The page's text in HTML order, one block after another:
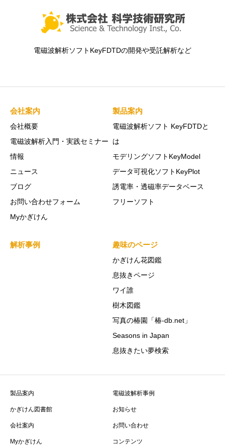
電磁波解析ソフトKeyFDTDの開発や受託解析など
会社案内
会社概要
電磁波解析入門・実践セミナー
情報
ニュース
ブログ
お問い合わせフォーム
Myかぎけん
製品案内
電磁波解析ソフト KeyFDTDと
は
モデリングソフトKeyModel
データ可視化ソフトKeyPlot
誘電率・透磁率データベース
フリーソフト
解析事例 趣味のページ
かぎけん花図鑑
息抜きページ
ワイ誰
樹木図鑑
写真の椿園「椿-db.net」
Seasons in Japan
息抜きたい夢検索
製品案内 電磁波解析事例
かぎけん図書館 お知らせ
会社案内 お問い合わせ
Myかぎけん コンテンツ